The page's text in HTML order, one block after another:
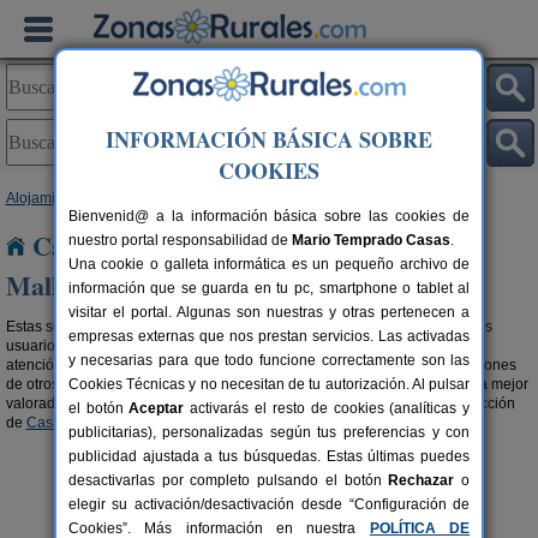
Alojamientos
Casas recomendadas por viajeros en
Mallorca
Estas son las casa recomendadas en turismo rural mejor valoradas por los
usuarios. Por su ubicación, por sus servicios, por sus instalaciones, por la
atención del propietario,... Si eres de los que eligen escuchando las opiniones
de otros viajeros, estos son losalojamientos recomendados en Mallorcamejor
valorados. Si prefieres aprovechar grandes descuentos, visita nuestra sección
de Casas Rurales con ofertas en Mallorca
INFORMACIÓN BÁSICA SOBRE
COOKIES
Bienvenid@ a la información básica sobre las cookies de
nuestro portal responsabilidad de Mario Temprado Casas.
Una cookie o galleta informática es un pequeño archivo de
información que se guarda en tu pc, smartphone o tablet al
visitar el portal. Algunas son nuestras y otras pertenecen a
empresas externas que nos prestan servicios. Las activadas
y necesarias para que todo funcione correctamente son las
Cookies Técnicas y no necesitan de tu autorización. Al pulsar
el botónAceptar activarás el resto de cookies (analíticas y
publicitarias), personalizadas según tus preferencias y con
publicidad ajustada a tus búsquedas. Estas últimas puedes
desactivarlas por completo pulsando el botón Rechazar o
elegir su activación/desactivación desde “Configuración de
Cookies”. Más información en nuestra
POLÍTICA DE